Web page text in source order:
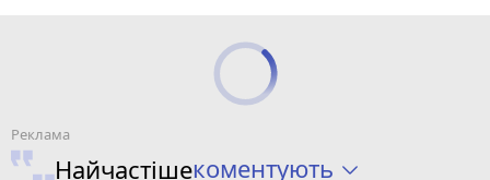
Найчастішекоментують